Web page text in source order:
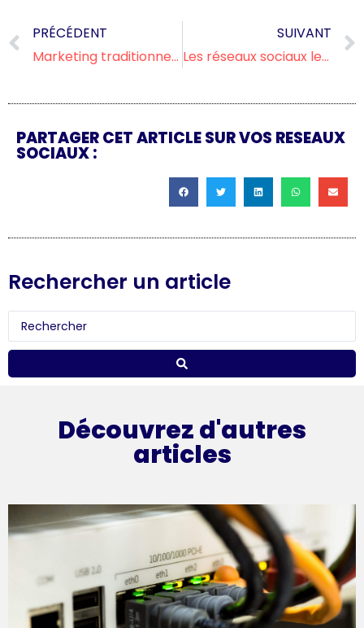
Prev
PRÉCÉDENT
Marketing traditionnel vs Marketing de contenu
SUIVANT
Les réseaux sociaux les plus influents pour votre entreprise
PARTAGER CET ARTICLE SUR VOS RESEAUX
SOCIAUX :
Rechercher un article
Search
...
Découvrez d'autres
articles